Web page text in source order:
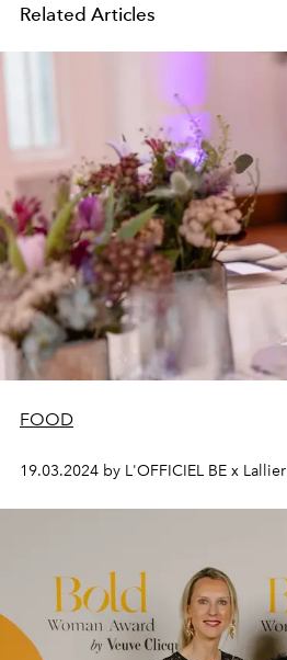
Related Articles
FOOD
19.03.2024 by L'OFFICIEL BE x Lallier